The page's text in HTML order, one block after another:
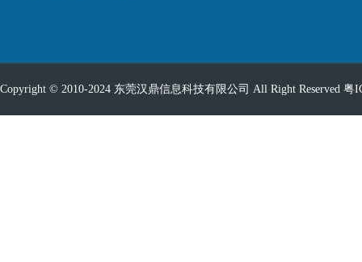
Copyright © 2010-2024 东莞汉鼎信息科技有限公司 All Right Reserved 粤